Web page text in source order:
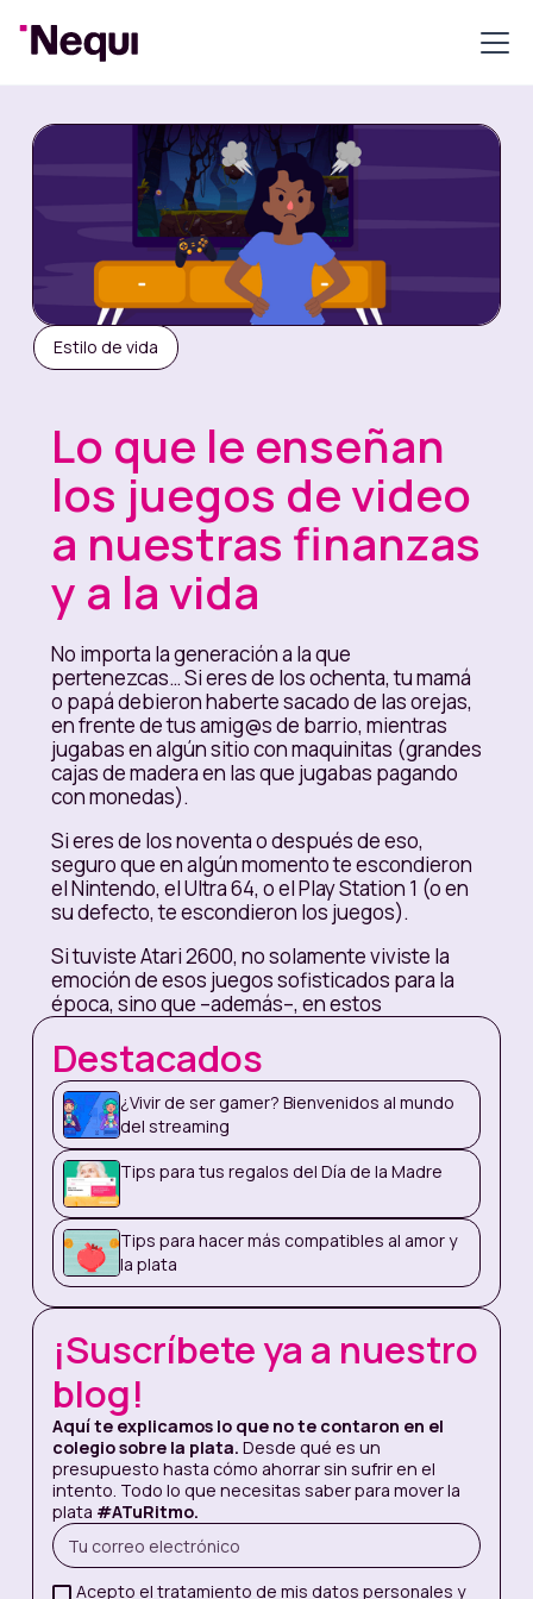
Estilo de vida
Lo que le enseñan
los juegos de video
a nuestras finanzas
y a la vida
No importa la generación a la que
pertenezcas… Si eres de los ochenta, tu mamá
o papá debieron haberte sacado de las orejas,
en frente de tus amig@s de barrio, mientras
jugabas en algún sitio con maquinitas (grandes
cajas de madera en las que jugabas pagando
con monedas).
Si eres de los noventa o después de eso,
seguro que en algún momento te escondieron
el Nintendo, el Ultra 64, o el Play Station 1 (o en
su defecto, te escondieron los juegos).
Si tuviste Atari 2600, no solamente viviste la
emoción de esos juegos sofisticados para la
época, sino que –además–, en estos
momentos eres población en riesgo por
COVID-19.
Es hora de admitirlo: en nuestra educación hay
sentimientos encontrados sobre los
videojuegos. Y no hay un juicio claro sobre
ellos… Pero, queremos mostrarte cómo los
videojuegos nos enseñan cosas que nos
sirven en el mundo de la plata y en la vida
misma. Estas son algunas de esas lecciones:
Resident Evil nos enseña a no acumular problemas
Consola: Play Station 1
A mediados de los noventa nació uno de los
juegos más revolucionarios de todos los
tiempos: Resident Evil. Llegó a las tiendas y
con él, un mundo de zombies modelados por
computador. En Colombia, el juego fue muy
popular con su segunda entrega: Resident Evil
2, que cuenta la historia de León S. Kennedy y
Destacados
¿Vivir de ser gamer? Bienvenidos al mundo
del streaming
Tips para tus regalos del Día de la Madre
Tips para hacer más compatibles al amor y
la plata
¡Suscríbete ya a nuestro
blog!
Aquí te explicamos lo que no te contaron en el
colegio sobre la plata. Desde qué es un
presupuesto hasta cómo ahorrar sin sufrir en el
intento. Todo lo que necesitas saber para mover la
plata #ATuRitmo.
Acepto el tratamiento de mis datos personales y